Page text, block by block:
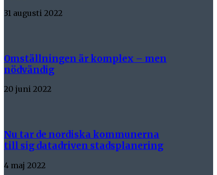
31 augusti 2022
Omställningen är komplex – men
nödvändig
20 juni 2022
Nu tar de nordiska kommunerna
till sig datadriven stadsplanering
4 maj 2022